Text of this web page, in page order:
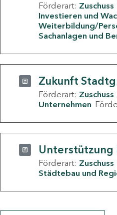
Förderart: Zuschuss
Investieren und
Weiterbildung/
Sachanlagen und
Zukunft
Förderart: Zuschuss
Unternehmen
Unterstützung
Förderart: Zuschuss
Städtebau und